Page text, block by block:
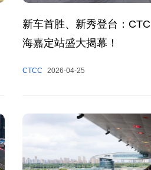
新车首胜、新秀登台：
海嘉定站盛大揭幕！
CTCC 2026-04-25